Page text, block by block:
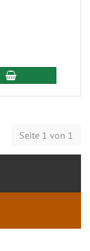
Seite 1 von 1